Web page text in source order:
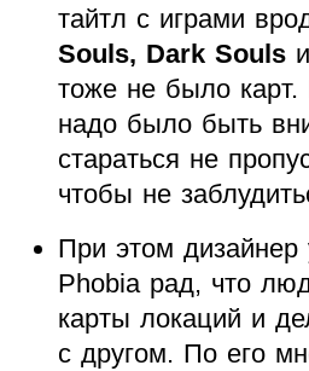
тайтл с играми
Souls, Dark Soulsи
тоже не было
надо было быть
стараться не
чтобы не
При этом дизайнер
Phobia рад, что
карты локаций и
с другом. По его